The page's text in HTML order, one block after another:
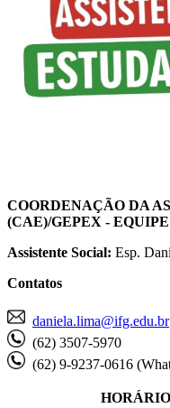
COORDENAÇÃO DA
(CAE)/GEPEX - EQUIPE
Assistente Social: Esp.
Contatos
daniela.lima@ifg.edu.br
(62) 3507-5970
(62) 9-9237-0616